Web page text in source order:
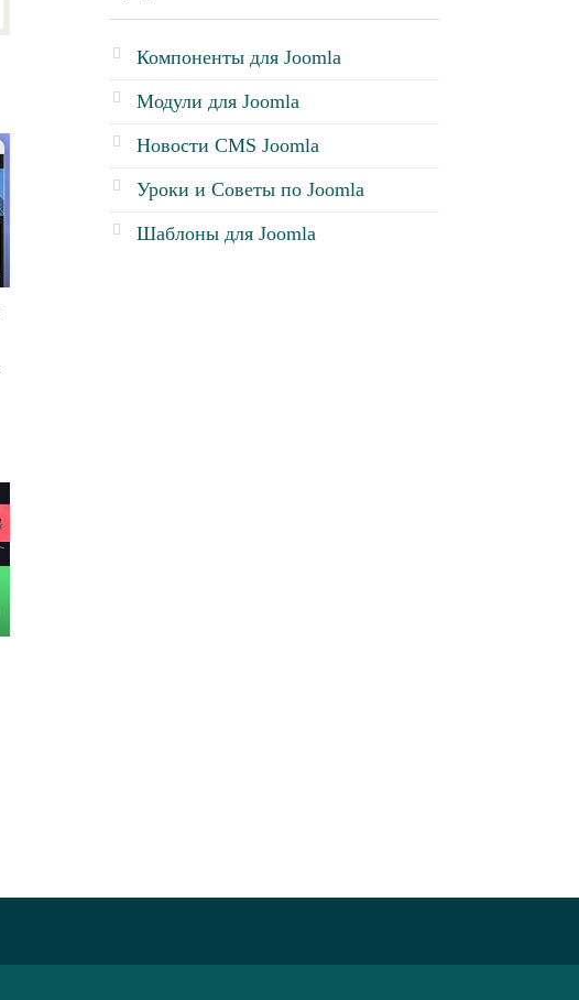
Компоненты для Joomla
Модули для Joomla
Новости CMS Joomla
Уроки и Советы по Joomla
Шаблоны для Joomla